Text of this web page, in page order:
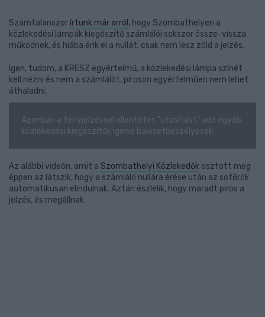
Számtalanszor írtunk már arról , hogy Szombathelyen a
közlekedési lámpák kiegészítő számlálói sokszor össze-vissza
működnek, és hiába érik el a nullát, csak nem lesz zöld a jelzés.
Igen, tudom, a KRESZ egyértelmű, a közlekedési lámpa színét
kell nézni és nem a számlálót, piroson egyértelműen nem lehet
áthaladni.
Azonban a fényjelzéssel ellentétes "utasítást" adó egyéb
közlekedési kiegészítők igenis balesetbeszélyesek.
Az alábbi videón, amit a Szombathelyi Közlekedők osztott meg
éppen az látszik, hogy a számláló nullára érése után az sofőrök
automatikusan elindulnak. Aztán észlelik, hogy maradt piros a
jelzés, és megállnak.